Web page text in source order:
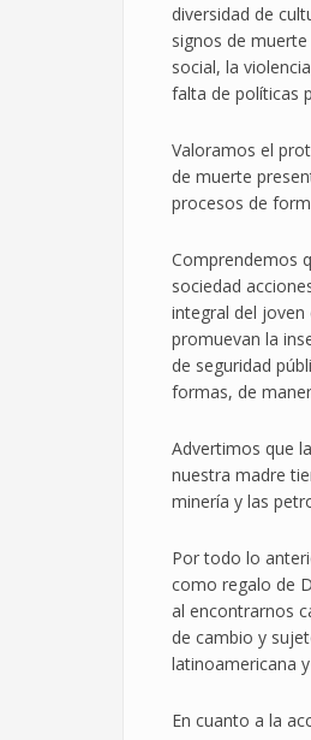
diversidad de
signos de
social, la
falta de políticas
Valoramos el
de muerte
procesos de
Comprendemos
sociedad
integral del joven
promuevan la
de seguridad
formas, de
Advertimos que
nuestra madre
minería y las
Por todo lo
como regalo de
al encontrarnos
de cambio y
latinoamericana
En cuanto a la